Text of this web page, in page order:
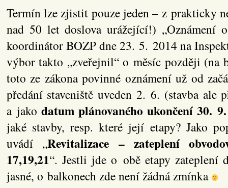
Termín lze zjistit pouze jeden – z prakticky
nad 50 let doslova urážející!) „Oznámení
koordinátor BOZP dne 23. 5. 2014 na
výbor takto „zveřejnil“ o měsíc později (na
toto ze zákona povinné oznámení už od
předání staveniště uveden 2. 6. (stavba ale
a jako datum plánovaného ukončení 30.
jaké stavby, resp. které její etapy? Jako
uvádí „Revitalizace – zateplení
17,19,21“. Jestli jde o obě etapy
jasné, o balkonech zde není žádná zmínka